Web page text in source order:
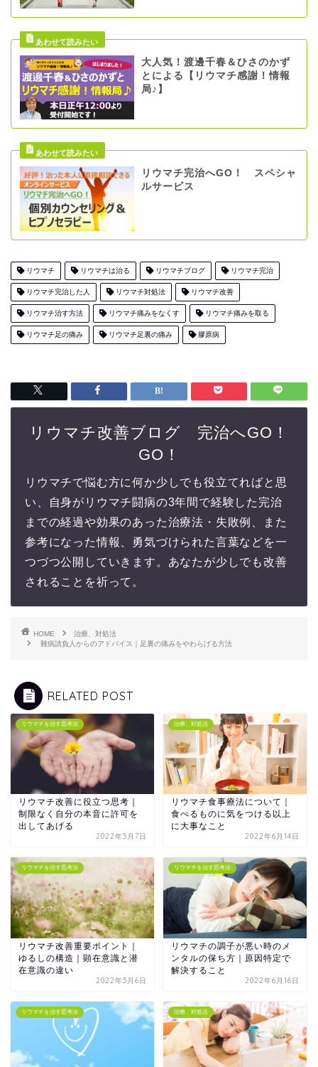
大人気！渡邊千春＆ひさのかず
とによる【リウマチ感謝！情報
局♪】
リウマチ完治へGO！ スペシャ
ルサービス
リウマチ リウマチは治る リウマチブログ リウマチ完治
リウマチ完治した人 リウマチ対処法 リウマチ改善
リウマチ治す方法 リウマチ痛みをなくす リウマチ痛みを取る
リウマチ足の痛み リウマチ足裏の痛み 膠原病
リウマチ改善ブログ 完治へGO！
GO！
リウマチで悩む方に何か少しでも役立てればと思
い、自身がリウマチ闘病の3年間で経験した完治
までの経過や効果のあった治療法・失敗例、また
参考になった情報、勇気づけられた言葉などを一
つづつ公開していきます。あなたが少しでも改善
されることを祈って。
HOME
治療、対処法
難病請負人からのアドバイス｜足裏の痛みをやわらげる方法
RELATED POST
リウマチを治す思考法
リウマチ改善に役立つ思考｜
制限なく自分の本音に許可を
出してあげる
2022年5月7日
治療、対処法
リウマチ食事療法について｜
食べるものに気をつける以上
に大事なこと
2022年6月14日
リウマチを治す思考法
リウマチ改善重要ポイント｜
ゆるしの構造｜顕在意識と潜
在意識の違い
2022年5月6日
リウマチを治す思考法
リウマチの調子が悪い時のメ
ンタルの保ち方｜原因特定で
解決すること
2022年6月16日
リウマチを治す思考法 治療、対処法